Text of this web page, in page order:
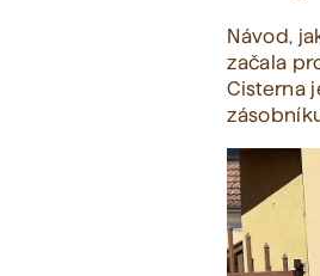
Návod,
začala
Cisterna